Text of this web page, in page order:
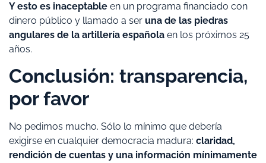
Y esto es inaceptable en un programa financiado con
dinero público y llamado a ser una de las piedras
angulares de la artillería española en los próximos 25
años.
Conclusión: transparencia,
por favor
No pedimos mucho. Sólo lo mínimo que debería
exigirse en cualquier democracia madura: claridad,
rendición de cuentas y una información mínimamente